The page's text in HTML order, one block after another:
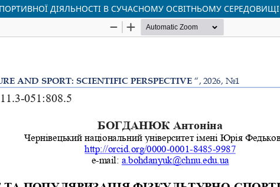
ДІЯЛЬНОСТІ В СУЧАСНОМУ ОСВІТНЬОМУ СЕРЕДОВИЩІ